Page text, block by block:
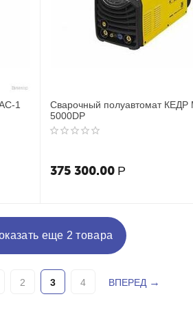
1
Сварочный полуавтомат КЕДР
5000DP
375 300.00 Р
еще 2 товара
2 3 4 ВПЕРЕД